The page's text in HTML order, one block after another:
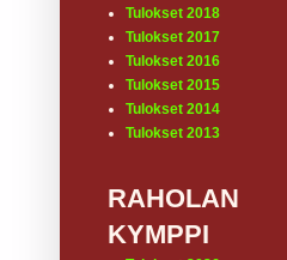
Tulokset 2018
Tulokset 2017
Tulokset 2016
Tulokset 2015
Tulokset 2014
Tulokset 2013
RAHOLAN
KYMPPI